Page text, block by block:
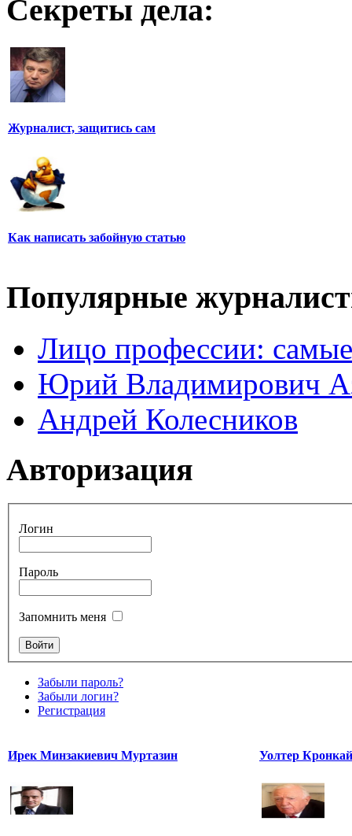
Секреты дела:
Журналист, защитись сам
Как написать забойную статью
Популярные
Лицо профессии:
Юрий Владимирович
Андрей Колесников
Авторизация
Логин
Пароль
Запомнить меня
Забыли пароль?
Забыли логин?
Регистрация
Ирек Минзакиевич Муртазин Уолтер